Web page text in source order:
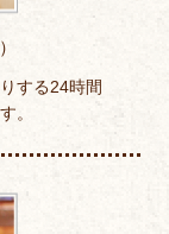
する24時間
。